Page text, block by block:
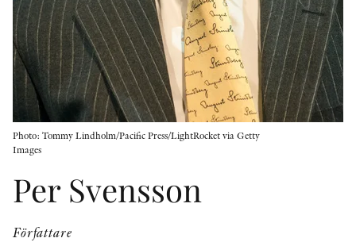
PEER REVIEW-PROCESSEN
Photo: Tommy Lindholm/Pacific Press/LightRocket via Getty
Images
Per Svensson
Författare